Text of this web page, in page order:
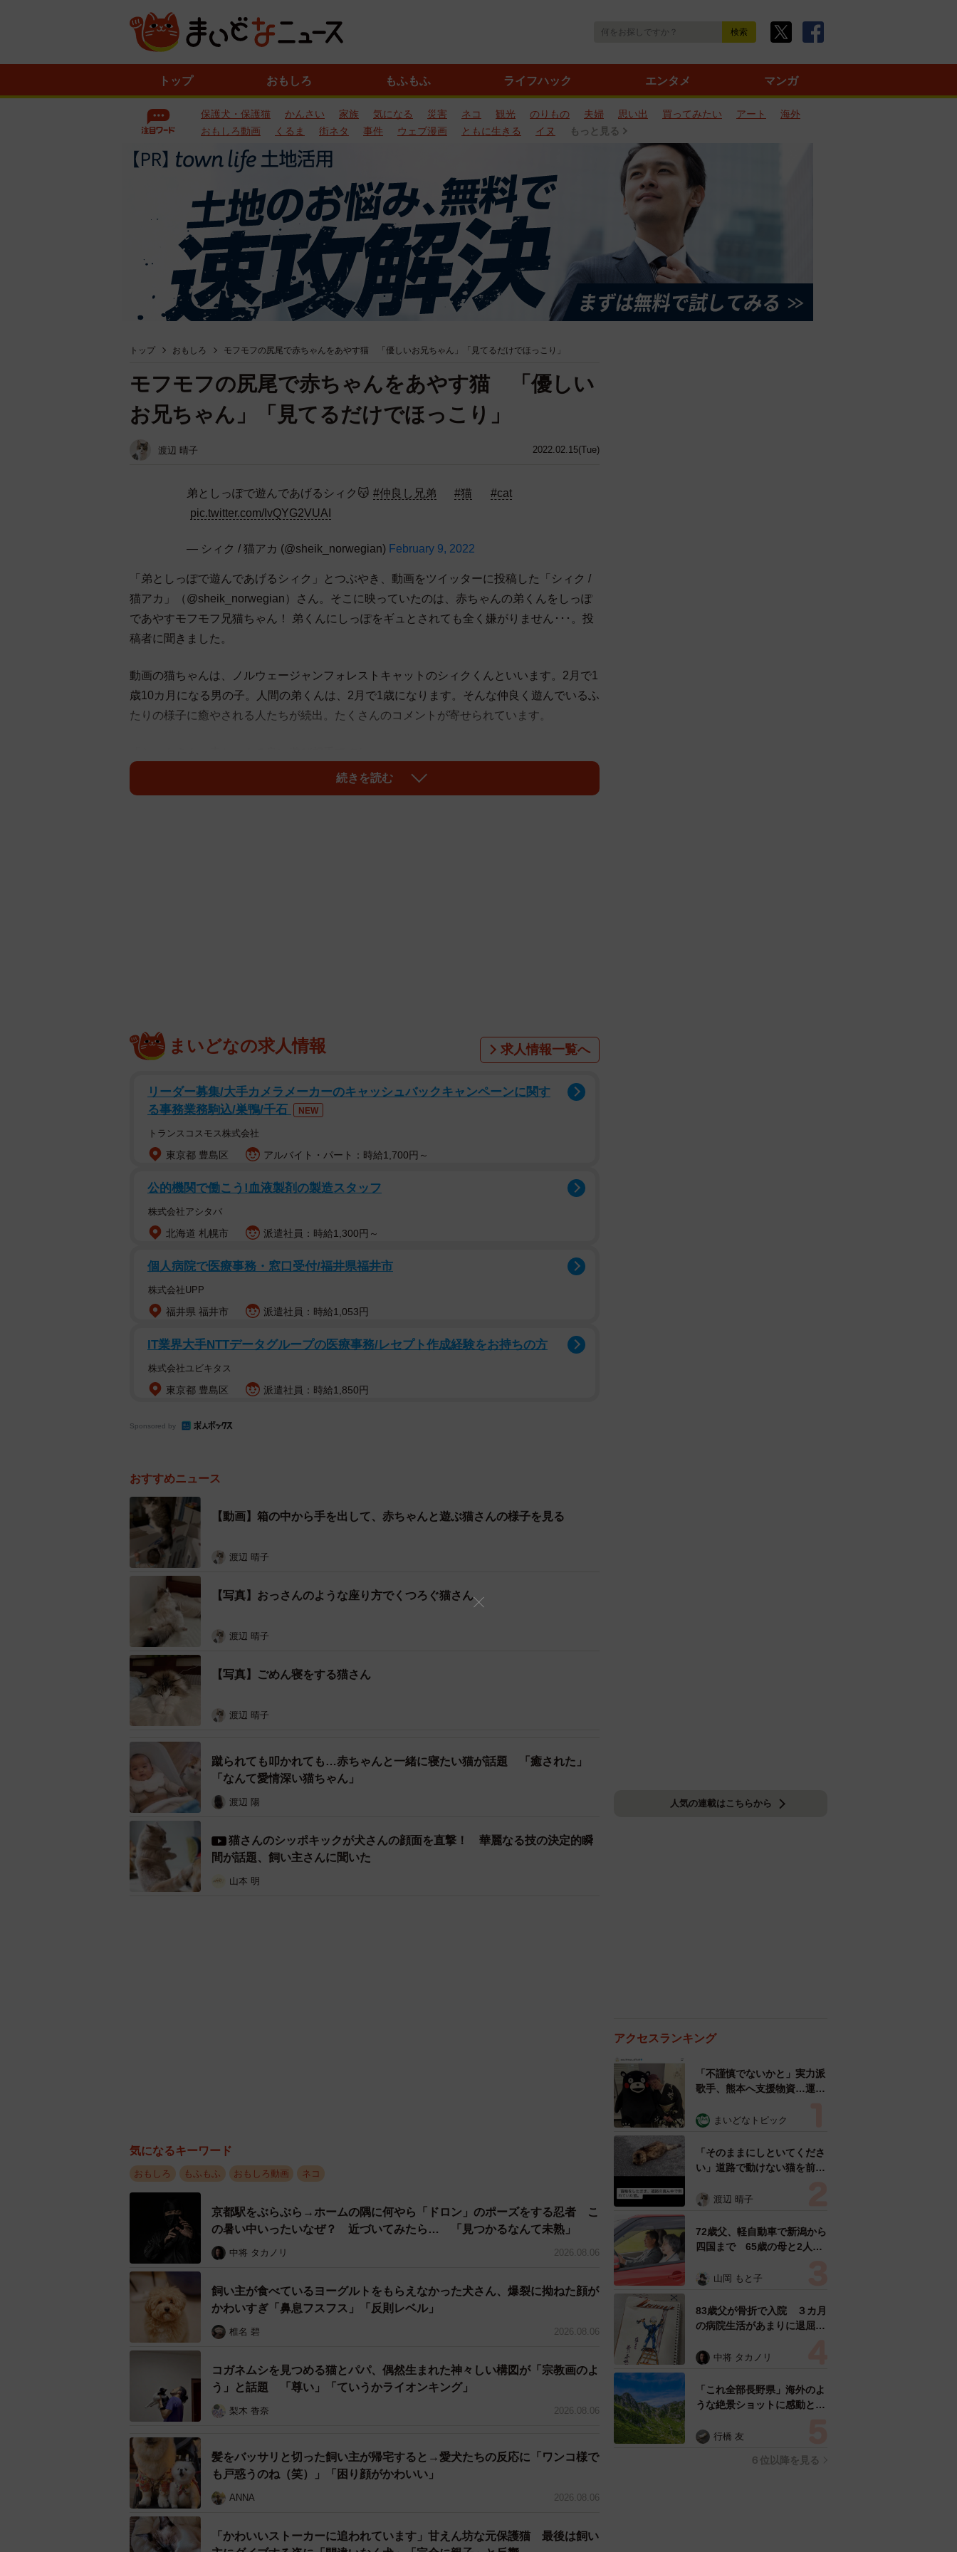
トップ おもしろ もふもふ ライフハック エンタメ マンガ
保護犬・保護猫 かんさい 家族 気になる 災害 ネコ 観光 のりもの 夫婦 思い出 買ってみたい アート
海外
おもしろ動画
くるま 街ネタ 事件 ウェブ漫画 ともに生きる イヌ もっと見る
トップ おもしろ モフモフの尻尾で赤ちゃんをあやす猫 「優しいお兄ちゃん」「見てるだけでほっこり」
2022.02.15(Tue)
モフモフの尻尾で赤ちゃんをあやす猫 「優しい
お兄ちゃん」「見てるだけでほっこり」
渡辺 晴子
弟としっぽで遊んであげるシィク😽 #仲良し兄弟 #猫
#cat
pic.twitter.com/IvQYG2VUAI
— シィク / 猫アカ (@sheik_norwegian) February 9, 2022
「弟としっぽで遊んであげるシィク」とつぶやき、動画をツイッターに投稿した「シィク /
猫アカ」（@sheik_norwegian）さん。そこに映っていたのは、赤ちゃんの弟くんをしっぽ
であやすモフモフ兄猫ちゃん！ 弟くんにしっぽをギュとされても全く嫌がりません･･･。投
稿者に聞きました。
動画の猫ちゃんは、ノルウェージャンフォレストキャットのシィクくんといいます。2月で1
歳10カ月になる男の子。人間の弟くんは、2月で1歳になります。そんな仲良く遊んでいるふ
たりの様子に癒やされる人たちが続出。たくさんのコメントが寄せられています。
「赤ちゃんの『遊び相手』をしてくれる優しい猫さんですね！！」
「しっぽつかんでも怒らないの優しい！」
しっぽで赤ちゃんをあやすモフモフ猫がTwitter上で話題を集めた（「シィク / 猫アカ」さん提供、Twitterよりキャ
――べビーサークルの中にいる弟くん。段ボールの上に乗ったシィクくんのしっぽで楽しそ
うに遊ぶ動画が話題になりました。しっぽで遊び始めたきっかけは？
「シィクが段ボールの上で寝ていてしっぽが垂れていたんです。そこに弟がじゃれてからシ
ィクが遊んであげていました」
――シィクくん、寝ていたのに弟くんと遊んであげたんですね。優しいお兄ちゃん。いつも
「たまに遊んでいますね。シィクはいつも弟に対して優しいのでほっこりしています」
――撮影後、シィクくんと弟くんはどうなったのでしょう？
「しばらく遊んでいました。そのうち、弟がリビングのお母さんの声に反応して離れていき
ましたね」
遊び方が雑😹
pic.twitter.com/MaDwPRjqFS
どうしても触りたい弟と、遊んであげるシィク😽
猫
#cat pic.twitter.com/iisUIishkl
— シィク / 猫アカ (@sheik_norwegian) February 7, 2022
――シィクくんと弟くんがこれから成長されて、どのような関係になって欲しいなと思いま
すか。
「弟がシィクの毛を引っ張ったりするので、優しくなでなでできるようになってもらえれ
ば･･･そして、これからもお互い仲良く優しく一緒に成長していって欲しいなと思います」
続きを読む
まいどなの求人情報 求人情報一覧へ
リーダー募集/大手カメラメーカーのキャッシュバックキャンペーンに関す
る事務業務駒込/巣鴨/千石
NEW
トランスコスモス株式会社
東京都 豊島区 アルバイト・パート：時給1,700円～
公的機関で働こう!血液製剤の製造スタッフ
株式会社アシタバ
北海道 札幌市 派遣社員：時給1,300円～
個人病院で医療事務・窓口受付/福井県福井市
株式会社UPP
福井県 福井市 派遣社員：時給1,053円
IT業界大手NTTデータグループの医療事務/レセプト作成経験をお持ちの方
株式会社ユビキタス
東京都 豊島区 派遣社員：時給1,850円
Sponsored by
おすすめニュース
【動画】箱の中から手を出して、赤ちゃんと遊ぶ猫さんの様子を見る
渡辺 晴子
【写真】おっさんのような座り方でくつろぐ猫さん
渡辺 晴子
【写真】ごめん寝をする猫さん
渡辺 晴子
蹴られても叩かれても…赤ちゃんと一緒に寝たい猫が話題 「癒された」
「なんて愛情深い猫ちゃん」
渡辺 陽
猫さんのシッポキックが犬さんの顔面を直撃！ 華麗なる技の決定的瞬
間が話題、飼い主さんに聞いた
山本 明
気になるキーワード
おもしろ もふもふ おもしろ動画 ネコ
京都駅をぶらぶら→ホームの隅に何やら「ドロン」のポーズをする忍者 こ
の暑い中いったいなぜ？ 近づいてみたら… 「見つかるなんて未熟」
中将 タカノリ 2026.08.06
飼い主が食べているヨーグルトをもらえなかった犬さん、爆裂に拗ねた顔が
かわいすぎ「鼻息フスフス」「反則レベル」
椎名 碧 2026.08.06
コガネムシを見つめる猫とパパ、偶然生まれた神々しい構図が「宗教画のよ
う」と話題 「尊い」「ていうかライオンキング」
梨木 香奈 2026.08.06
髪をバッサリと切った飼い主が帰宅すると→愛犬たちの反応に「ワンコ様で
も戸惑うのね（笑）」「困り顔がかわいい」
ANNA 2026.08.06
「かわいいストーカーに追われています」甘えん坊な元保護猫 最後は飼い
人気の連載はこちらから
アクセスランキング
「不謹慎でないかと」実力派
歌手、熊本へ支援物資…運搬
めらい 「痛いほど伝わる」
まいどなトピック
「そのままにしといてくださ
い」道路で動けない猫を前に
ようとした4日間 「命の重
表の訴え
渡辺 晴子
72歳父、軽自動車で新潟から
四国まで 65歳の母と2人で
憩まで分刻み… 「大学生で
山岡 もと子
83歳父が骨折で入院 ３カ月
の病院生活があまりに退屈で
い！」→スケッチブックを見
すよ…」
中将 タカノリ
「これ全部長野県」海外のよ
うな絶景ショットに感動と反
ったんだって気づいた」
行橋 友
６位以降を見る